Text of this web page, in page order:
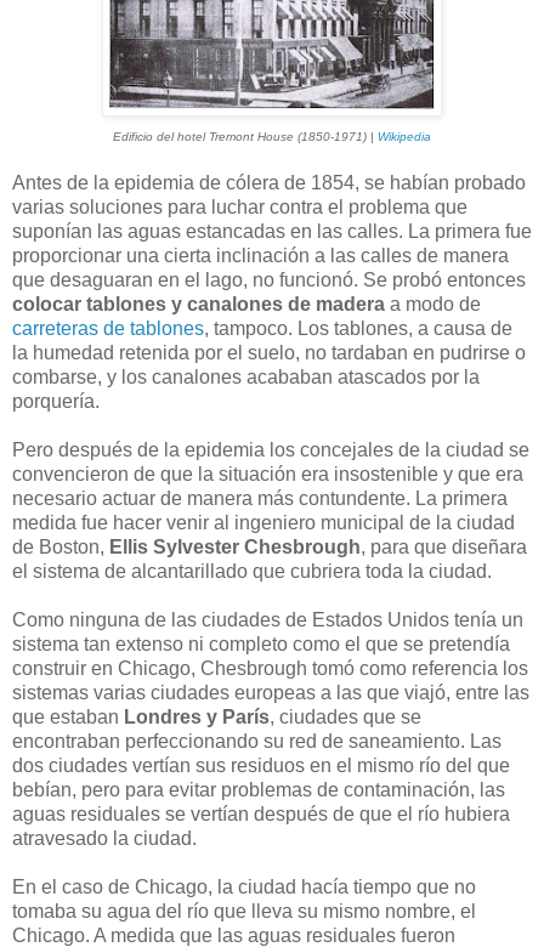
Edificio del hotel Tremont House (1850-1971) | Wikipedia
Antes de la epidemia de cólera de 1854, se habían probado
varias soluciones para luchar contra el problema que
suponían las aguas estancadas en las calles. La primera fue
proporcionar una cierta inclinación a las calles de manera
que desaguaran en el lago, no funcionó. Se probó entonces
colocar tablones y canalones de madera a modo de
carreteras de tablones, tampoco. Los tablones, a causa de
la humedad retenida por el suelo, no tardaban en pudrirse o
combarse, y los canalones acababan atascados por la
porquería.
Pero después de la epidemia los concejales de la ciudad se
convencieron de que la situación era insostenible y que era
necesario actuar de manera más contundente. La primera
medida fue hacer venir al ingeniero municipal de la ciudad
de Boston, Ellis Sylvester Chesbrough, para que diseñara
el sistema de alcantarillado que cubriera toda la ciudad.
Como ninguna de las ciudades de Estados Unidos tenía un
sistema tan extenso ni completo como el que se pretendía
construir en Chicago, Chesbrough tomó como referencia los
sistemas varias ciudades europeas a las que viajó, entre las
que estaban Londres y París, ciudades que se
encontraban perfeccionando su red de saneamiento. Las
dos ciudades vertían sus residuos en el mismo río del que
bebían, pero para evitar problemas de contaminación, las
aguas residuales se vertían después de que el río hubiera
atravesado la ciudad.
En el caso de Chicago, la ciudad hacía tiempo que no
tomaba su agua del río que lleva su mismo nombre, el
Chicago. A medida que las aguas residuales fueron